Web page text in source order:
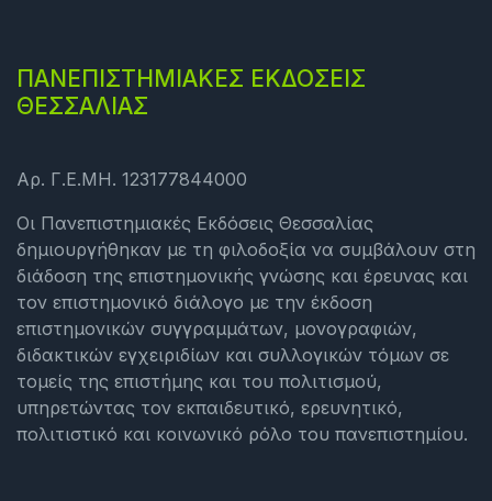
ΠΑΝΕΠΙΣΤΗΜΙΑΚΕΣ ΕΚΔΟΣΕΙΣ
ΘΕΣΣΑΛΙΑΣ
Αρ. Γ.Ε.ΜΗ. 123177844000
Οι Πανεπιστημιακές Εκδόσεις Θεσσαλίας
δημιουργήθηκαν με τη φιλοδοξία να συμβάλουν στη
διάδοση της επιστημονικής γνώσης και έρευνας και
τον επιστημονικό διάλογο με την έκδοση
επιστημονικών συγγραμμάτων, μονογραφιών,
διδακτικών εγχειριδίων και συλλογικών τόμων σε
τομείς της επιστήμης και του πολιτισμού,
υπηρετώντας τον εκπαιδευτικό, ερευνητικό,
πολιτιστικό και κοινωνικό ρόλο του πανεπιστημίου.